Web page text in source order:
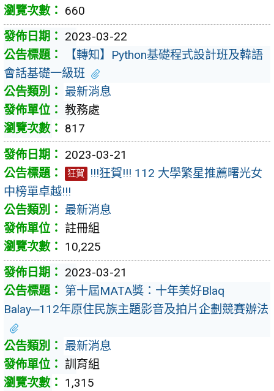
660
2023-03-22
【轉知】Python基礎程式設計班及韓語
會話基礎一級班
最新消息
教務處
817
2023-03-21
狂賀
!!!狂賀!!! 112 大學繁星推薦曙光女
中榜單卓越!!!
最新消息
註冊組
10,225
2023-03-21
第十屆MATA獎：十年美好Blaq
Balay─112年原住民族主題影音及拍片企劃競賽辦法
最新消息
訓育組
1,315